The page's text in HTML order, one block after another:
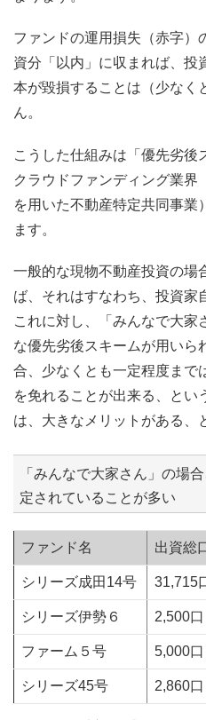
ファンドの運用損失（赤字）
資分「以内」に収まれば、投
本が毀損することは（少なく
ん。
こうした仕組みは「優先劣後
クラウドファンディング業界
を用いた不動産特定共同事業
ます。
一般的な現物不動産投資の場
ば、それはすなわち、投資家
これに対し、「みんなで大家
な優先劣後スキームが用いら
合、少なくとも一定程度まで
を免れることが出来る、とい
は、大きなメリットがある、
「みんなで大家さん」の場
定されていることが多い
ファンド名 出資総
シリーズ成田14号 31,715
シリーズ伊勢６ 2,500口
ファーム５号 5,000口
シリーズ45号 2,860口